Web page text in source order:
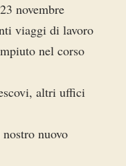
novembre
viaggi di lavoro
nel corso
altri uffici
nuovo